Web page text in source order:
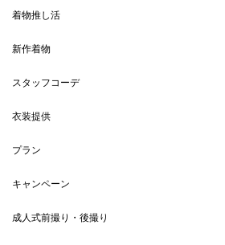
着物推し活
新作着物
スタッフコーデ
衣装提供
プラン
キャンペーン
成人式前撮り・後撮り